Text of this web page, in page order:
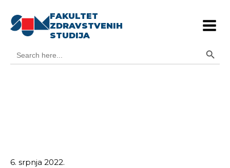
FAKULTET
ZDRAVSTVENIH
STUDIJA
for:
6. srpnja 2022.